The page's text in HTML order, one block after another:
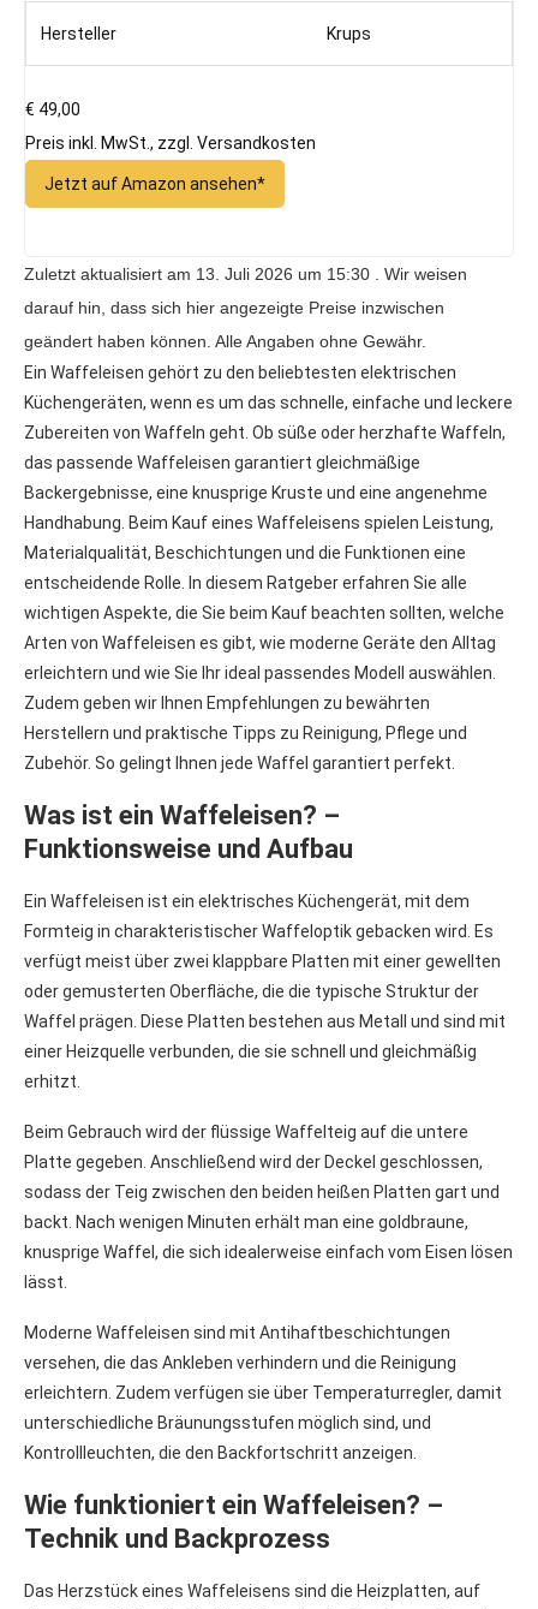
Hersteller Krups
€ 49,00
Preis inkl. MwSt., zzgl. Versandkosten
Jetzt auf Amazon ansehen*
Zuletzt aktualisiert am 13. Juli 2026 um 15:30 . Wir weisen
darauf hin, dass sich hier angezeigte Preise inzwischen
geändert haben können. Alle Angaben ohne Gewähr.
Ein Waffeleisen gehört zu den beliebtesten elektrischen
Küchengeräten, wenn es um das schnelle, einfache und leckere
Zubereiten von Waffeln geht. Ob süße oder herzhafte Waffeln,
das passende Waffeleisen garantiert gleichmäßige
Backergebnisse, eine knusprige Kruste und eine angenehme
Handhabung. Beim Kauf eines Waffeleisens spielen Leistung,
Materialqualität, Beschichtungen und die Funktionen eine
entscheidende Rolle. In diesem Ratgeber erfahren Sie alle
wichtigen Aspekte, die Sie beim Kauf beachten sollten, welche
Arten von Waffeleisen es gibt, wie moderne Geräte den Alltag
erleichtern und wie Sie Ihr ideal passendes Modell auswählen.
Zudem geben wir Ihnen Empfehlungen zu bewährten
Herstellern und praktische Tipps zu Reinigung, Pflege und
Zubehör. So gelingt Ihnen jede Waffel garantiert perfekt.
Was ist ein Waffeleisen? –
Funktionsweise und Aufbau
Ein Waffeleisen ist ein elektrisches Küchengerät, mit dem
Formteig in charakteristischer Waffeloptik gebacken wird. Es
verfügt meist über zwei klappbare Platten mit einer gewellten
oder gemusterten Oberfläche, die die typische Struktur der
Waffel prägen. Diese Platten bestehen aus Metall und sind mit
einer Heizquelle verbunden, die sie schnell und gleichmäßig
erhitzt.
Beim Gebrauch wird der flüssige Waffelteig auf die untere
Platte gegeben. Anschließend wird der Deckel geschlossen,
sodass der Teig zwischen den beiden heißen Platten gart und
backt. Nach wenigen Minuten erhält man eine goldbraune,
knusprige Waffel, die sich idealerweise einfach vom Eisen lösen
lässt.
Moderne Waffeleisen sind mit Antihaftbeschichtungen
versehen, die das Ankleben verhindern und die Reinigung
erleichtern. Zudem verfügen sie über Temperaturregler, damit
unterschiedliche Bräunungsstufen möglich sind, und
Kontrollleuchten, die den Backfortschritt anzeigen.
Wie funktioniert ein Waffeleisen? –
Technik und Backprozess
Das Herzstück eines Waffeleisens sind die Heizplatten, auf